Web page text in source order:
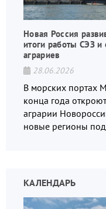
Новая Россия
итоги работы СЭЗ и
аграриев
28.06.2026
В морских портах
конца года
аграрии
новые регионы
КАЛЕНДАРЬ